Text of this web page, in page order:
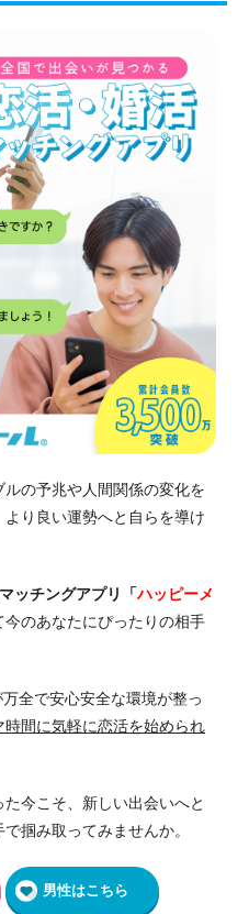
の予兆や人間関係の変化を
り良い運勢へと自らを導け
ッチングアプリ「ハッピーメ
のあなたにぴったりの相手
全で安心安全な環境が整っ
間に気軽に恋活を始められ
今こそ、新しい出会いへと
掴み取ってみませんか。
男性はこちら